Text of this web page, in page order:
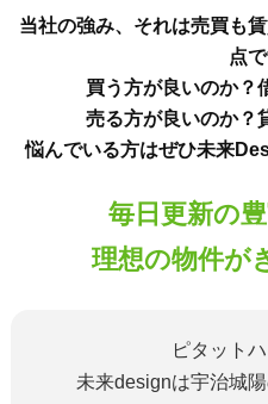
当社の強み、それは売買も
点で
買う方が良いのか？
売る方が良いのか？
悩んでいる方はぜひ未来
毎日更新の
理想の物件が
ピタット
未来designは宇治城